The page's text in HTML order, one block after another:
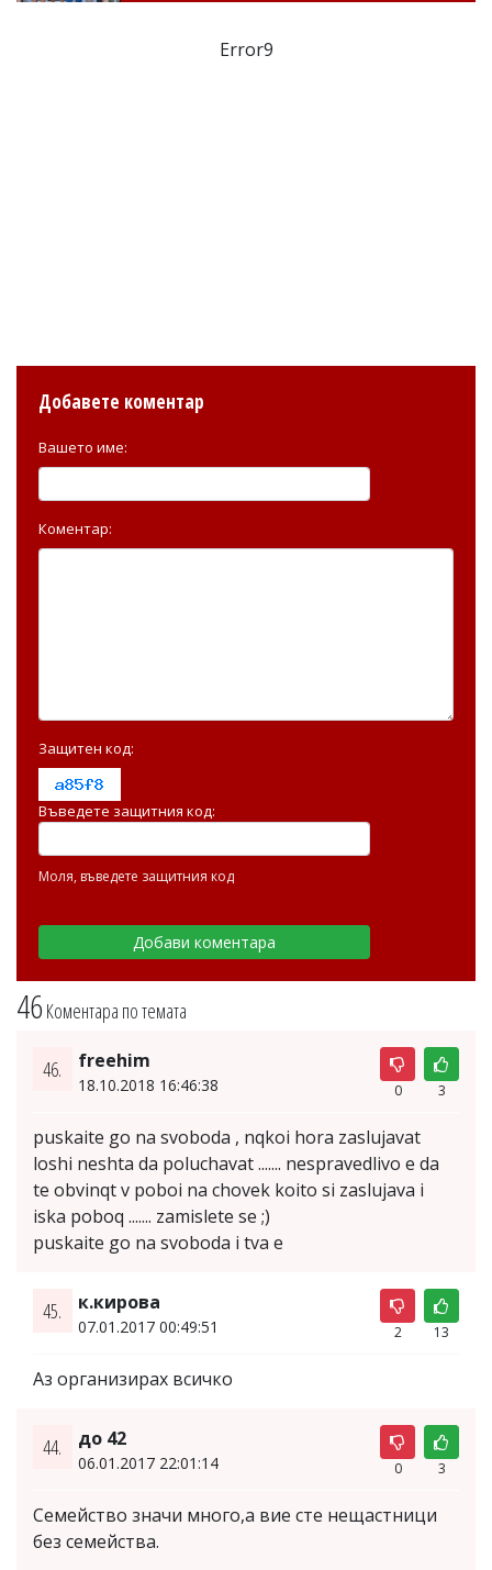
Error9
46Коментара по темата
46. freehim
18.10.2018 16:46:38 0 3
puskaite go na svoboda , nqkoi hora zaslujavat
loshi neshta da poluchavat ....... nespravedlivo e da
te obvinqt v poboi na chovek koito si zaslujava i
iska poboq ....... zamislete se ;)
puskaite go na svoboda i tva e
45. к.кирова
07.01.2017 00:49:51 2 13
Аз организирах всичко
44. до 42
06.01.2017 22:01:14 0 3
Семейство значи много,а вие сте нещастници
без семейства.
Добавете коментар
Вашето име:
Коментар:
Защитен код:
Въведете защитния код:
Моля, въведете защитния код